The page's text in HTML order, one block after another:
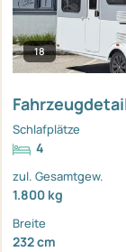
18
Schlafplätze
4
zul. Gesamtgew.
1.800 kg
Breite
232 cm